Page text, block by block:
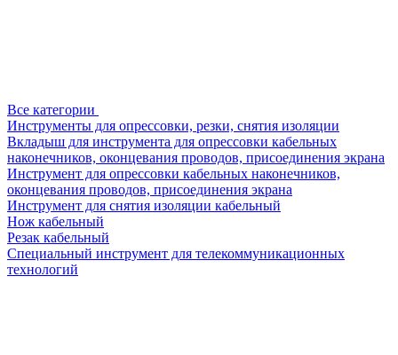
Все категории
Инструменты для опрессовки, резки, снятия изоляции
Вкладыш для инструмента для опрессовки кабельных
наконечников, оконцевания проводов, присоединения экрана
Инструмент для опрессовки кабельных наконечников,
оконцевания проводов, присоединения экрана
Инструмент для снятия изоляции кабельный
Нож кабельный
Резак кабельный
Специальный инструмент для телекоммуникационных
технологий